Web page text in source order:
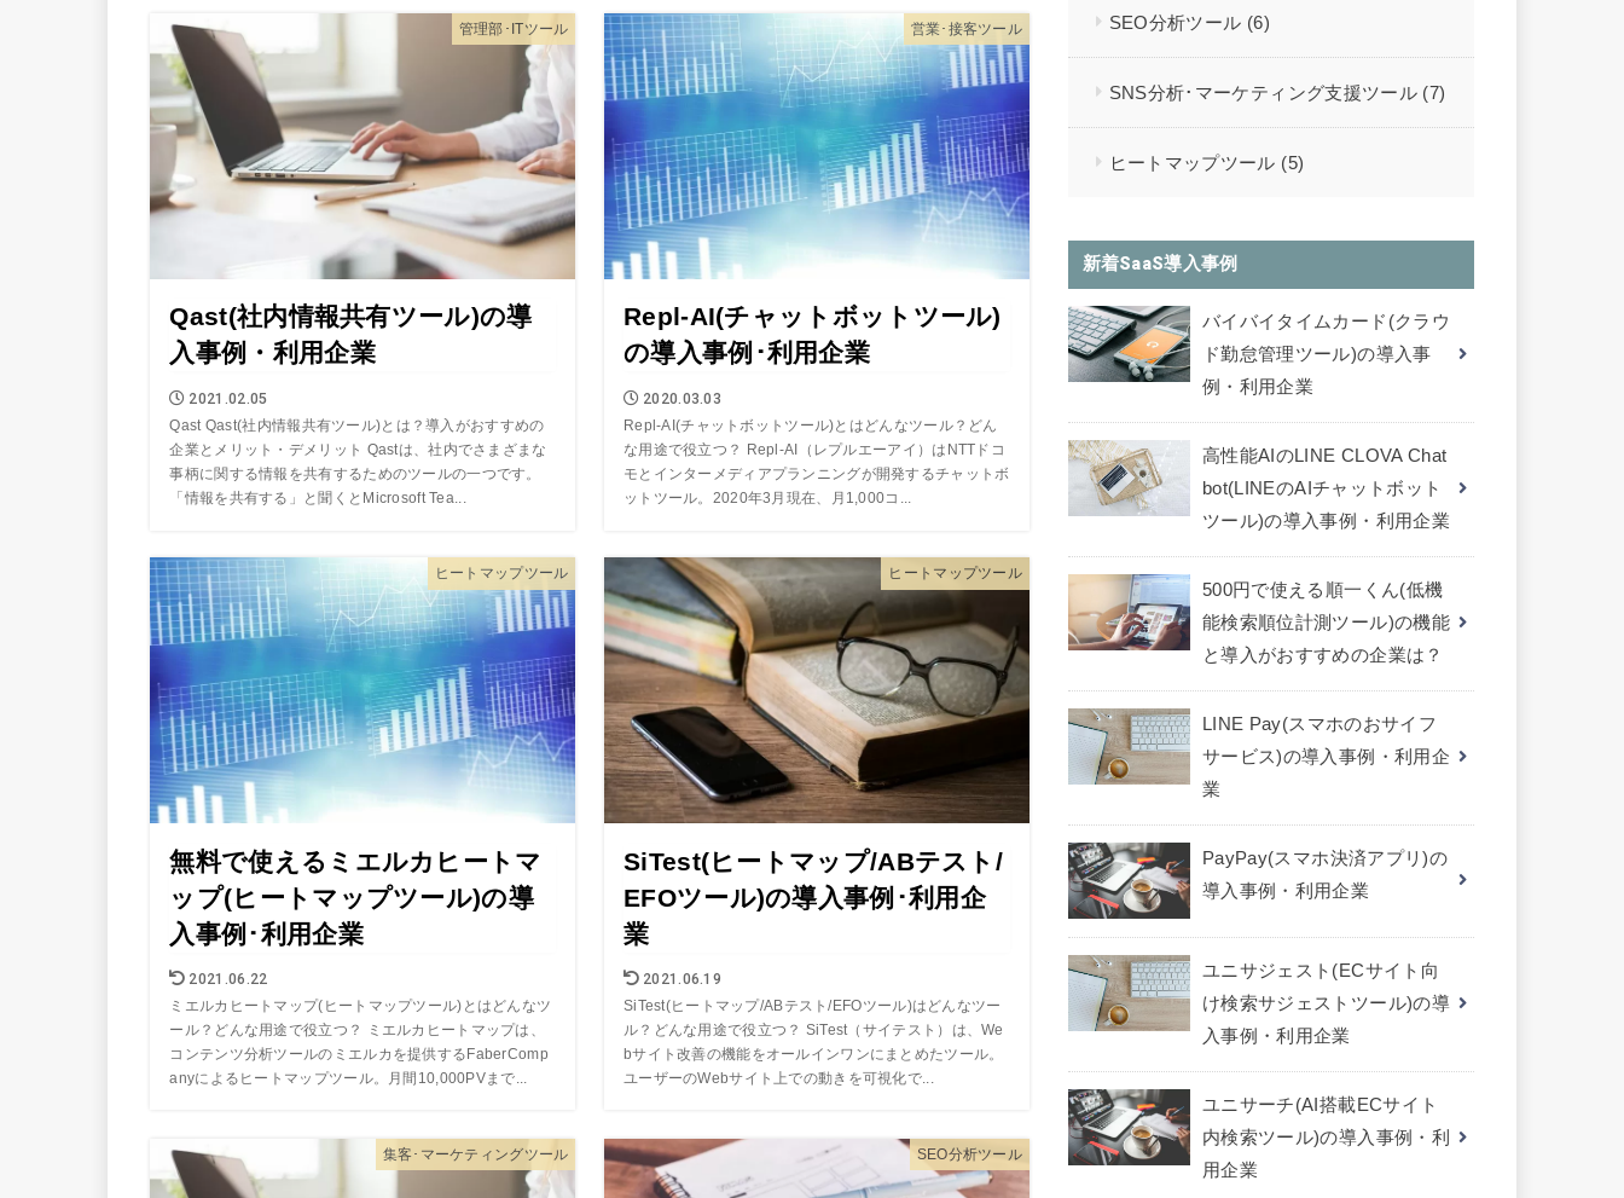
管理部･ITツール
Qast(社内情報共有ツール)の導
入事例・利用企業
2021.02.05
Qast Qast(社内情報共有ツール)とは？導入がおすすめの
企業とメリット・デメリット Qastは、社内でさまざまな
事柄に関する情報を共有するためのツールの一つです。
「情報を共有する」と聞くとMicrosoft Tea...
営業･接客ツール
Repl-AI(チャットボットツール)
の導入事例･利用企業
2020.03.03
Repl-AI(チャットボットツール)とはどんなツール？どん
な用途で役立つ？ Repl-AI（レプルエーアイ）はNTTドコ
モとインターメディアプランニングが開発するチャットボ
ットツール。2020年3月現在、月1,000コ...
ヒートマップツール
無料で使えるミエルカヒートマ
ップ(ヒートマップツール)の導
入事例･利用企業
2021.06.22
ミエルカヒートマップ(ヒートマップツール)とはどんなツ
ール？どんな用途で役立つ？ ミエルカヒートマップは、
コンテンツ分析ツールのミエルカを提供するFaberComp
anyによるヒートマップツール。月間10,000PVまで...
ヒートマップツール
SiTest(ヒートマップ/ABテスト/
EFOツール)の導入事例･利用企
業
2021.06.19
SiTest(ヒートマップ/ABテスト/EFOツール)はどんなツー
ル？どんな用途で役立つ？ SiTest（サイテスト）は、We
bサイト改善の機能をオールインワンにまとめたツール。
ユーザーのWebサイト上での動きを可視化で...
集客･マーケティングツール SEO分析ツール
SEO分析ツール (6)
SNS分析･マーケティング支援ツール (7)
ヒートマップツール (5)
新着SaaS導入事例
バイバイタイムカード(クラウ
ド勤怠管理ツール)の導入事
例・利用企業
高性能AIのLINE CLOVA Chat
bot(LINEのAIチャットボット
ツール)の導入事例・利用企業
500円で使える順一くん(低機
能検索順位計測ツール)の機能
と導入がおすすめの企業は？
LINE Pay(スマホのおサイフ
サービス)の導入事例・利用企
業
PayPay(スマホ決済アプリ)の
導入事例・利用企業
ユニサジェスト(ECサイト向
け検索サジェストツール)の導
入事例・利用企業
ユニサーチ(AI搭載ECサイト
内検索ツール)の導入事例・利
用企業